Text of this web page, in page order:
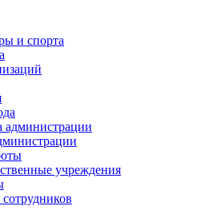
и спорта
администрации
учреждения